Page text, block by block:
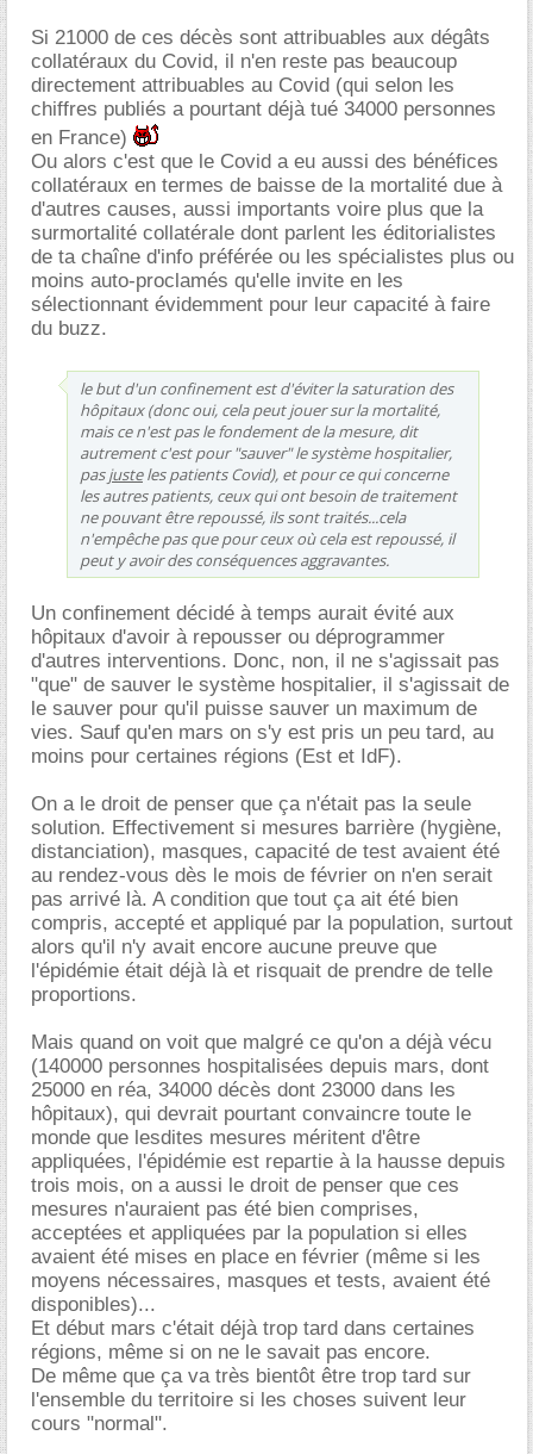
Si 21000 de ces décès sont attribuables aux dégâts
collatéraux du Covid, il n'en reste pas beaucoup
directement attribuables au Covid (qui selon les
chiffres publiés a pourtant déjà tué 34000 personnes
en France)
Ou alors c'est que le Covid a eu aussi des bénéfices
collatéraux en termes de baisse de la mortalité due à
d'autres causes, aussi importants voire plus que la
surmortalité collatérale dont parlent les éditorialistes
de ta chaîne d'info préférée ou les spécialistes plus ou
moins auto-proclamés qu'elle invite en les
sélectionnant évidemment pour leur capacité à faire
du buzz.
le but d'un confinement est d'éviter la saturation des
hôpitaux (donc oui, cela peut jouer sur la mortalité,
mais ce n'est pas le fondement de la mesure, dit
autrement c'est pour "sauver" le système hospitalier,
pasjusteles patients Covid), et pour ce qui concerne
les autres patients, ceux qui ont besoin de traitement
ne pouvant être repoussé, ils sont traités...cela
n'empêche pas que pour ceux où cela est repoussé, il
peut y avoir des conséquences aggravantes.
Un confinement décidé à temps aurait évité aux
hôpitaux d'avoir à repousser ou déprogrammer
d'autres interventions. Donc, non, il ne s'agissait pas
"que" de sauver le système hospitalier, il s'agissait de
le sauver pour qu'il puisse sauver un maximum de
vies. Sauf qu'en mars on s'y est pris un peu tard, au
moins pour certaines régions (Est et IdF).
On a le droit de penser que ça n'était pas la seule
solution. Effectivement si mesures barrière (hygiène,
distanciation), masques, capacité de test avaient été
au rendez-vous dès le mois de février on n'en serait
pas arrivé là. A condition que tout ça ait été bien
compris, accepté et appliqué par la population, surtout
alors qu'il n'y avait encore aucune preuve que
l'épidémie était déjà là et risquait de prendre de telle
proportions.
Mais quand on voit que malgré ce qu'on a déjà vécu
(140000 personnes hospitalisées depuis mars, dont
25000 en réa, 34000 décès dont 23000 dans les
hôpitaux), qui devrait pourtant convaincre toute le
monde que lesdites mesures méritent d'être
appliquées, l'épidémie est repartie à la hausse depuis
trois mois, on a aussi le droit de penser que ces
mesures n'auraient pas été bien comprises,
acceptées et appliquées par la population si elles
avaient été mises en place en février (même si les
moyens nécessaires, masques et tests, avaient été
disponibles)...
Et début mars c'était déjà trop tard dans certaines
régions, même si on ne le savait pas encore.
De même que ça va très bientôt être trop tard sur
l'ensemble du territoire si les choses suivent leur
cours "normal".